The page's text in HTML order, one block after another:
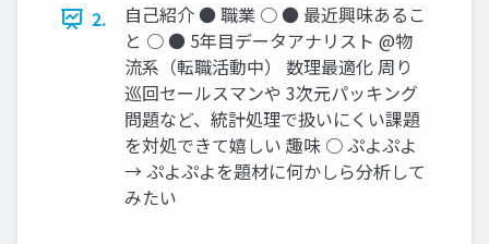
2.
自己紹介 ● 職業 ○ ● 最近興味あるこ
と ○ ● 5年目データアナリスト @物
流系（転職活動中） 数理最適化 周り
巡回セールスマンや 3次元パッキング
問題など、統計処理で扱いにくい課題
を対処できて嬉しい 趣味 ○ ぷよぷよ
→ ぷよぷよを題材に何かしら分析して
みたい